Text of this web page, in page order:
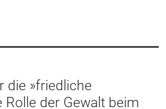
die »friedliche
Rolle der Gewalt beim